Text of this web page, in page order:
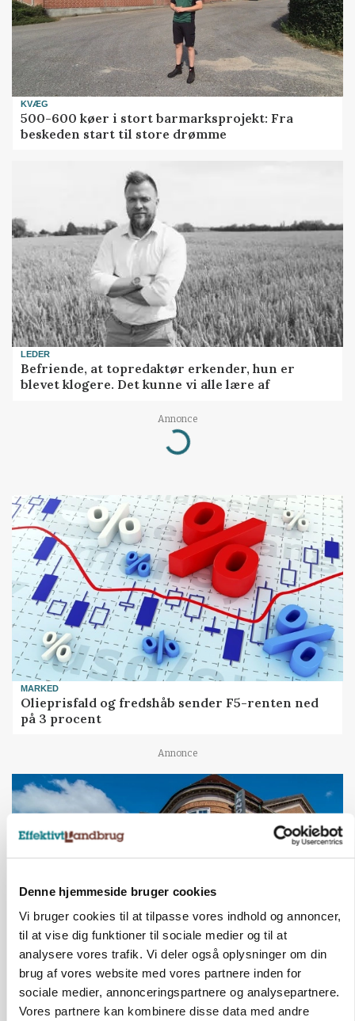
Denne hjemmeside bruger cookies
Vi bruger cookies til at tilpasse vores indhold og annoncer,
til at vise dig funktioner til sociale medier og til at
analysere vores trafik. Vi deler også oplysninger om din
brug af vores website med vores partnere inden for
sociale medier, annonceringspartnere og analysepartnere.
Vores partnere kan kombinere disse data med andre
KVÆG
500-600 køer i stort barmarksprojekt: Fra
beskeden start til store drømme
LEDER
Befriende, at topredaktør erkender, hun er
blevet klogere. Det kunne vi alle lære af
Annonce
Loading...
MARKED
Olieprisfald og fredshåb sender F5-renten ned
på 3 procent
Annonce
BUSINESS
Lave grisepriser og nye regler øger landbobanks
forsigtighed